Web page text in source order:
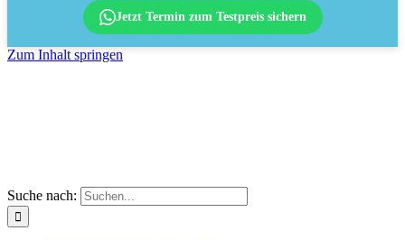
Jetzt Termin zum Testpreis sichern
Zum Inhalt springen
Suche nach: